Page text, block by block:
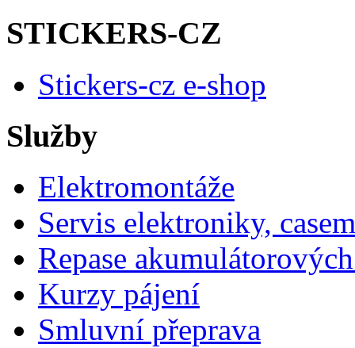
STICKERS-CZ
Stickers-cz e-shop
Služby
Elektromontáže
Servis elektroniky,
Repase
Kurzy pájení
Smluvní přeprava